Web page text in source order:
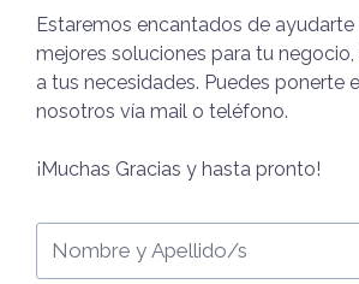
Estaremos encantados de
mejores soluciones para tu
a tus necesidades. Puedes ponerte
nosotros vía mail o teléfono.
¡Muchas Gracias y hasta pronto!